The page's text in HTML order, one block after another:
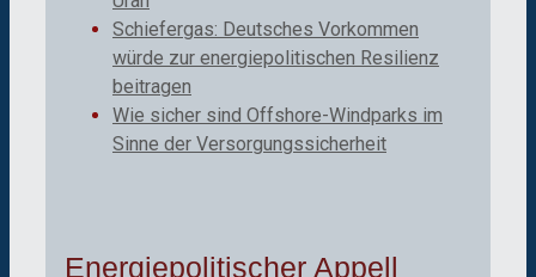
Schiefergas: Deutsches Vorkommen
würde zur energiepolitischen Resilienz
beitragen
Wie sicher sind Offshore-Windparks im
Sinne der Versorgungssicherheit
Energiepolitischer Appell